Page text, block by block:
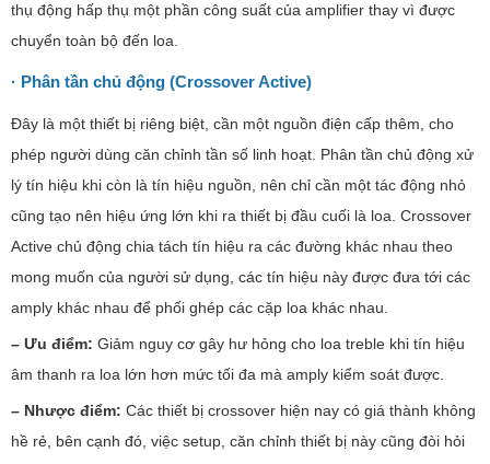
thụ động hấp thụ một phần công suất của amplifier thay vì được
chuyển toàn bộ đến loa.
· Phân tần chủ động (Crossover Active)
Đây là một thiết bị riêng biệt, cần một nguồn điện cấp thêm, cho
phép người dùng căn chỉnh tần số linh hoạt. Phân tần chủ động xử
lý tín hiệu khi còn là tín hiệu nguồn, nên chỉ cần một tác động nhỏ
cũng tạo nên hiệu ứng lớn khi ra thiết bị đầu cuối là loa. Crossover
Active chủ động chia tách tín hiệu ra các đường khác nhau theo
mong muốn của người sử dụng, các tín hiệu này được đưa tới các
amply khác nhau để phối ghép các cặp loa khác nhau.
– Ưu điểm: Giảm nguy cơ gây hư hỏng cho loa treble khi tín hiệu
âm thanh ra loa lớn hơn mức tối đa mà amply kiểm soát được.
– Nhược điểm: Các thiết bị crossover hiện nay có giá thành không
hề rẻ, bên cạnh đó, việc setup, căn chỉnh thiết bị này cũng đòi hỏi